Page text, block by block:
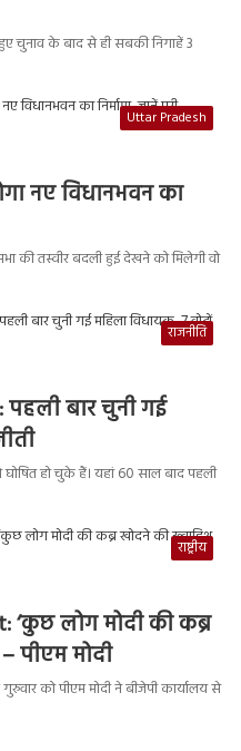
चुनाव के बाद से ही सबकी निगाहें 3
Uttar Pradesh
नए विधानभवन का
की तस्वीर बदली हुई देखने को मिलेगी वो
राजनीति
बार चुनी गई
हो चुके हैं। यहां 60 साल बाद पहली
राष्ट्रीय
‘कुछ लोग मोदी की कब्र
पीएम मोदी
को पीएम मोदी ने बीजेपी कार्यालय से